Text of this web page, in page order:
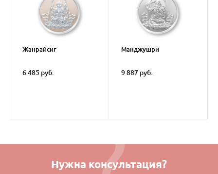
Жанрайсиг
6 485 руб.
Манджушри
9 887 руб.
Нужна консультация?